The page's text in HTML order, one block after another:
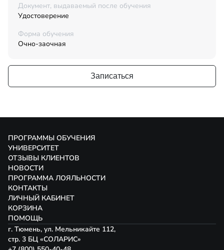
Документ, выдаваемый после обучения
Удостоверение
Форма обучения
Очно-заочная
Записаться
ПРОГРАММЫ ОБУЧЕНИЯ
УНИВЕРСИТЕТ
ОТЗЫВЫ КЛИЕНТОВ
НОВОСТИ
ПРОГРАММА ЛОЯЛЬНОСТИ
КОНТАКТЫ
ЛИЧНЫЙ КАБИНЕТ
КОРЗИНА
ПОМОЩЬ
г. Тюмень, ул. Мельникайте 112,
стр. 3 БЦ «СОЛАРИС»